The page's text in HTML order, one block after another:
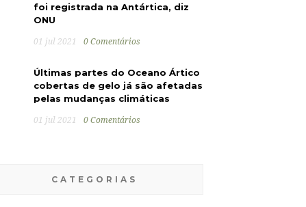
foi registrada na Antártica, diz
ONU
01 jul 2021 0 Comentários
Últimas partes do Oceano Ártico
cobertas de gelo já são afetadas
pelas mudanças climáticas
01 jul 2021 0 Comentários
CATEGORIAS